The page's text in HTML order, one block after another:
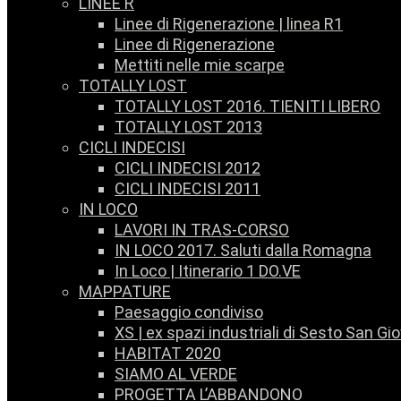
Linee di Rigenerazione | linea R1
Linee di Rigenerazione
Mettiti nelle mie scarpe
TOTALLY LOST
TOTALLY LOST 2016. TIENITI LIBERO
TOTALLY LOST 2013
CICLI INDECISI
CICLI INDECISI 2012
CICLI INDECISI 2011
IN LOCO
LAVORI IN TRAS-CORSO
IN LOCO 2017. Saluti dalla Romagna
In Loco | Itinerario 1 DO.VE
MAPPATURE
Paesaggio condiviso
XS | ex spazi industriali di Sesto San
HABITAT 2020
SIAMO AL VERDE
PROGETTA L’ABBANDONO